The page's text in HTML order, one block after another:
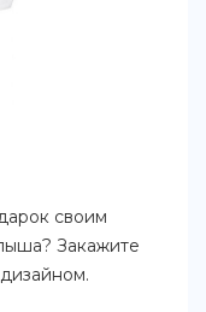
своим
Закажите